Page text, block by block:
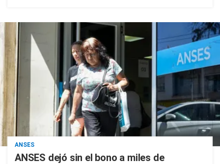
ANSES
ANSES dejó sin el bono a miles de